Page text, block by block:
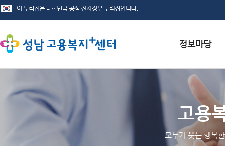
서식자료실
채용정보
인재정보
관련사이트
고용
모두가 웃는 행복